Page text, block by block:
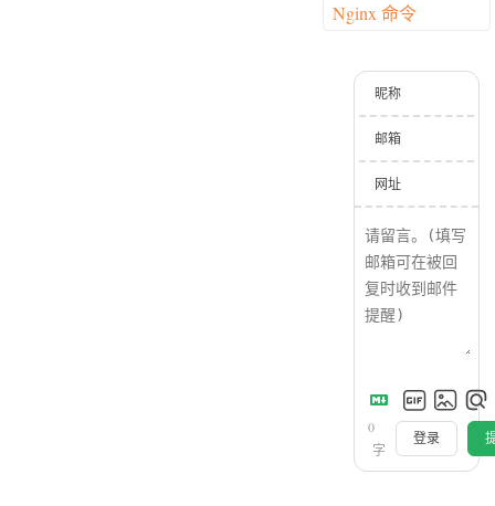
Nginx 命令
昵称
邮箱
网址
0
字
登录